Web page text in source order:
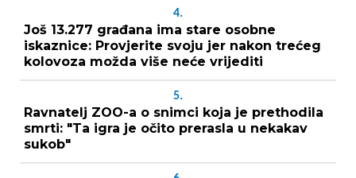
4.
Još 13.277 građana ima stare osobne
iskaznice: Provjerite svoju jer nakon trećeg
kolovoza možda više neće vrijediti
5.
Ravnatelj ZOO-a o snimci koja je prethodila
smrti: "Ta igra je očito prerasla u nekakav
sukob"